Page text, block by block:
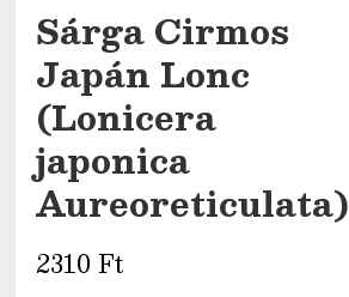
Sárga Cirmos
Japán Lonc
(Lonicera
japonica
Aureoreticulata)
2310Ft